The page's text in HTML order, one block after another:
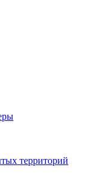
территорий